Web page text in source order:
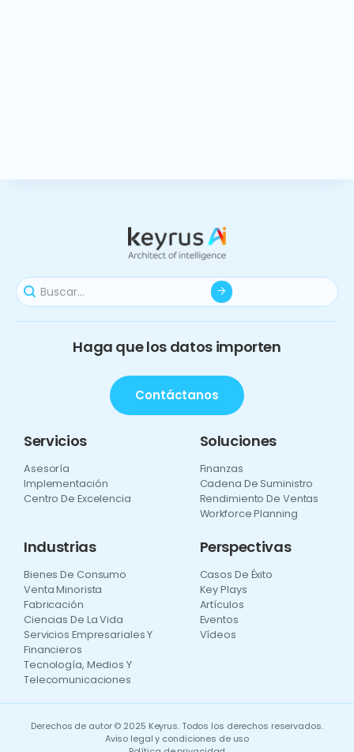
Haga que los datos importen
Contáctanos
Servicios
Asesoría
Implementación
Centro De Excelencia
Soluciones
Finanzas
Cadena De Suministro
Rendimiento De Ventas
Workforce Planning
Industrias
Bienes De Consumo
Venta Minorista
Fabricación
Ciencias De La Vida
Servicios Empresariales Y
Financieros
Tecnología, Medios Y
Telecomunicaciones
Perspectivas
Casos De Éxito
Key Plays
Artículos
Eventos
Vídeos
Derechos de autor © 2025 Keyrus. Todos los derechos reservados.
Aviso legal y condiciones de uso